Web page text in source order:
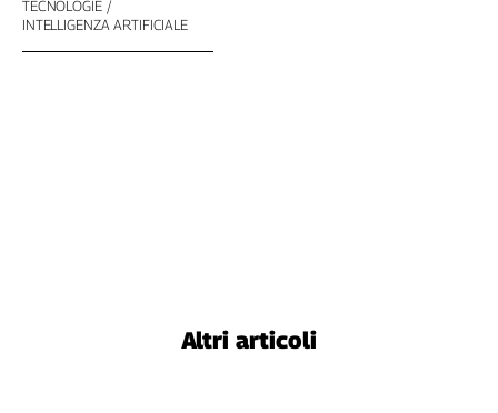
TECNOLOGIE
INTELLIGENZA ARTIFICIALE
Altri articoli